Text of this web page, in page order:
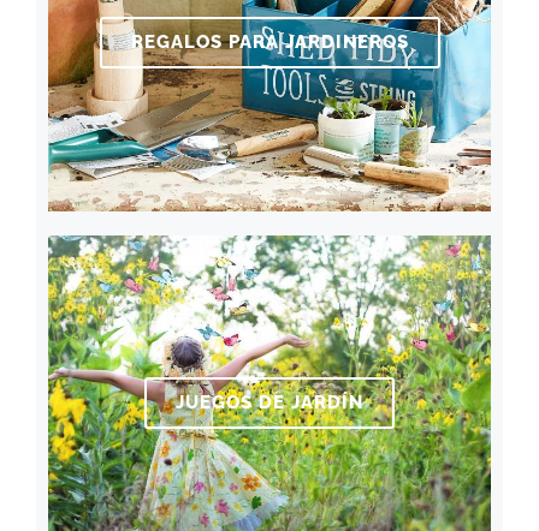
REGALOS PARA JARDINEROS
JUEGOS DE JARDÍN